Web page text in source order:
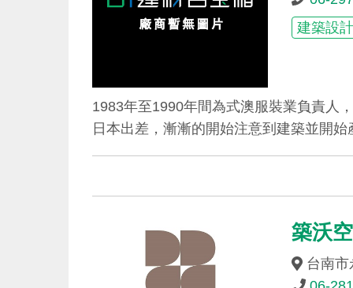
建築設
1983年至1990年間為式澳服裝業負責人
日本出差，漸漸的開始注意到建築並開
築沃
台南市